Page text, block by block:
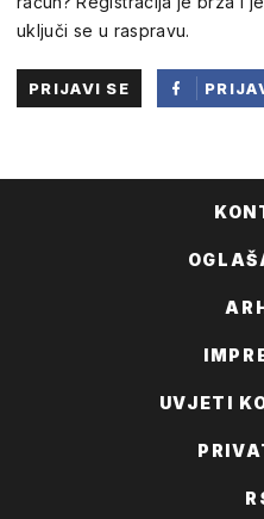
uključi se u raspravu.
PRIJAVI SE
UVJETI